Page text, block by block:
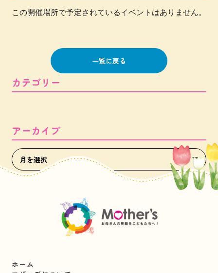
この開催場所で予定されているイベントはありません。
一覧に戻る
カテゴリー
アーカイブ
ホーム